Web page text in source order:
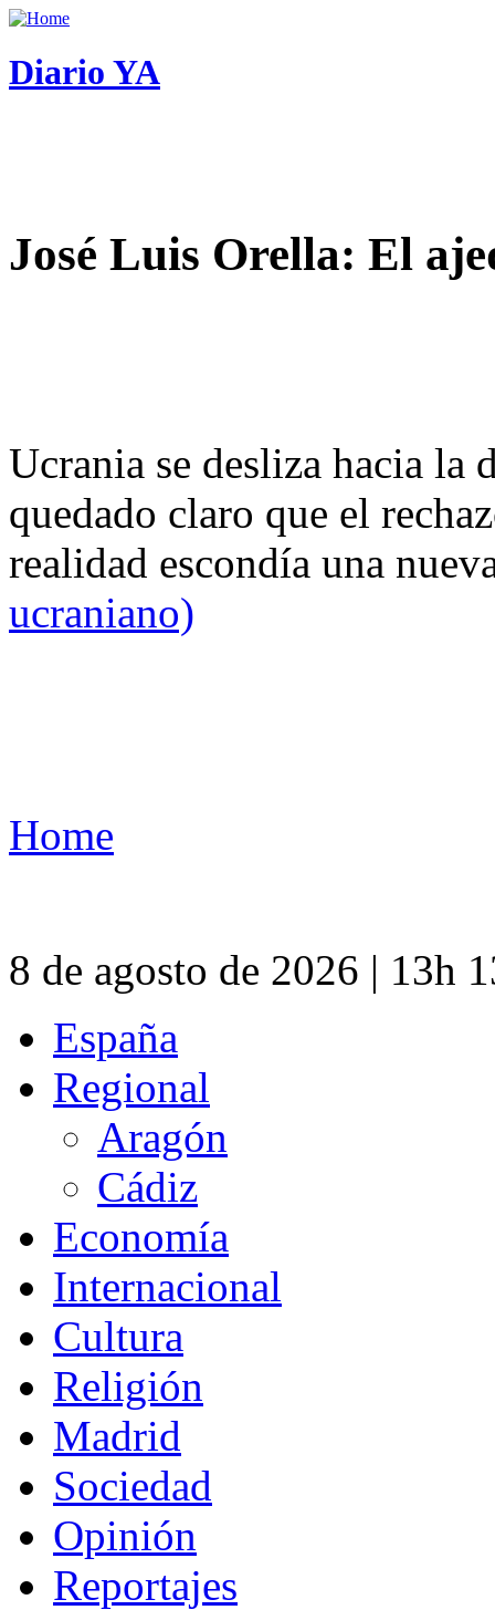
Diario YA
José Luis Orella: El
Ucrania se desliza hacia
quedado claro que el
realidad escondía una
ucraniano)
Home
8 de agosto de 2026 | 13h
España
Regional
Aragón
Cádiz
Economía
Internacional
Cultura
Religión
Madrid
Sociedad
Opinión
Reportajes